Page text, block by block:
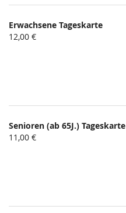
Produkte
Unkategorisierte
Erwachsene Tageskarte
12,00 €
Senioren (ab 65J.) Tageskarte
11,00 €